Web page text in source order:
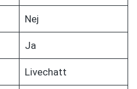
Nej
Ja
Livechatt